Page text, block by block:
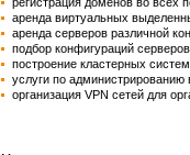
аренда виртуальных
аренда серверов различной
подбор конфигураций
построение кластерных
услуги по
организация VPN сетей для